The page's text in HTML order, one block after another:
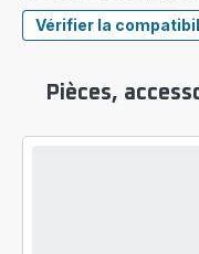
Vérifier la
Pièces,